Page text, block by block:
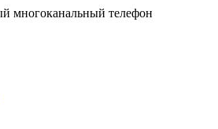
многоканальный телефон